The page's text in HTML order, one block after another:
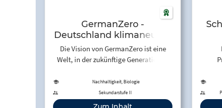
GermanZero -
Deutschland klimaneutral
bis 2035
Die Vision von GermanZero ist eine
Welt, in der zukünftige Generationen
bedeutet, die Erderwärmung auf 1,5
Grad zu begrenzen. Dafür machen wir
Deutschland bis 2035 klimaneutral.
Nachhaltigkeit, Biologie
Sekundarstufe II